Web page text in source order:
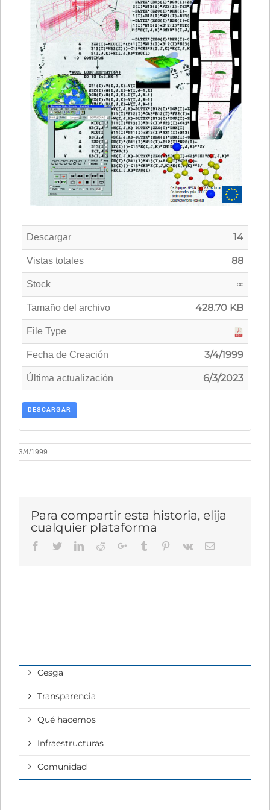
Descargar 14
Vistas totales 88
Stock ∞
Tamaño del archivo 428.70 KB
File Type
Fecha de Creación 3/4/1999
Última actualización 6/3/2023
DESCARGAR
3/4/1999
Para compartir esta historia, elija
cualquier plataforma
Facebook
TwitterLinkedIn
RedditGoogle+Tumblr Pinterest
Vk Email
Cesga
Transparencia
Qué hacemos
Infraestructuras
Comunidad